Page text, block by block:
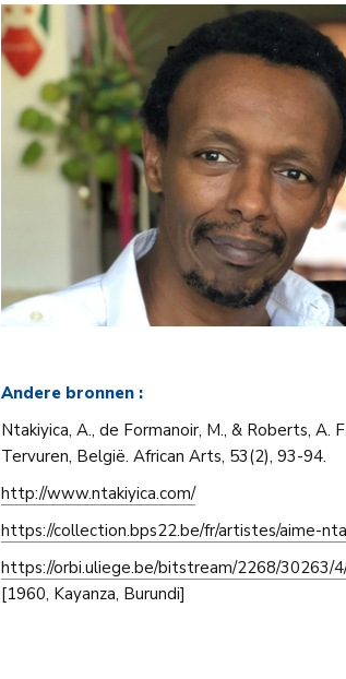
Andere bronnen :
Ntakiyica, A., de Formanoir, M., & Roberts,
Tervuren, België. African Arts, 53(2), 93-94.
http://www.ntakiyica.com/
https://collection.bps22.be/fr/artistes/aime-
https://orbi.uliege.be/bitstream/2268/30263/
[1960, Kayanza, Burundi]